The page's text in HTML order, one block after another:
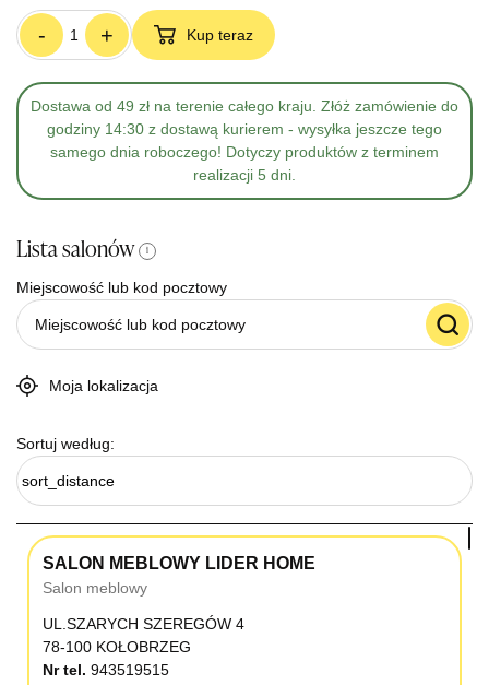
- + Kup teraz
Dostawa od 49 zł na terenie całego kraju. Złóż zamówienie do
godziny 14:30 z dostawą kurierem - wysyłka jeszcze tego
samego dnia roboczego! Dotyczy produktów z terminem
realizacji 5 dni.
Lista salonów i
Miejscowość lub kod pocztowy
Moja lokalizacja
Sortuj według:
sort_distance
SALON MEBLOWY LIDER HOME
Salon meblowy
UL.SZARYCH SZEREGÓW 4
78-100 KOŁOBRZEG
Nr tel. 943519515